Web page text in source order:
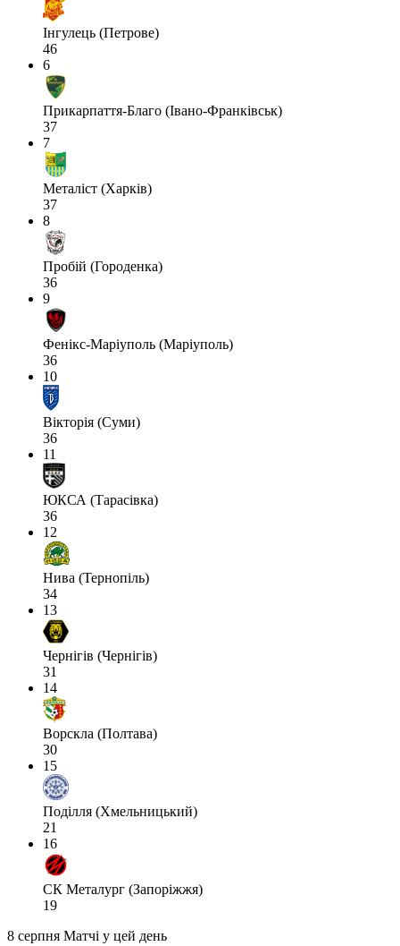
Інгулець (Петрове)
46
6
Прикарпаття-Благо (Івано-Франківськ)
37
7
Металіст (Харків)
37
8
Пробій (Городенка)
36
9
Фенікс-Маріуполь (Маріуполь)
36
10
Вікторія (Суми)
36
11
ЮКСА (Тарасівка)
36
12
Нива (Тернопіль)
34
13
Чернігів (Чернігів)
31
14
Ворскла (Полтава)
30
15
Поділля (Хмельницький)
21
16
СК Металург (Запоріжжя)
19
8 серпня Матчі у цей день